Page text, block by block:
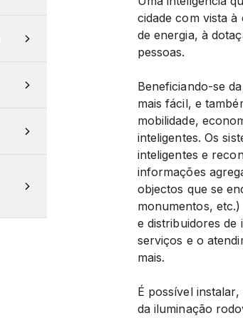
cidade com vista
de energia, à
pessoas.
Beneficiando-se
mais fácil, e
mobilidade,
inteligentes. Os
inteligentes e
informações
objectos que se
monumentos,
e distribuidores
serviços e o
mais.
É possível
da iluminação